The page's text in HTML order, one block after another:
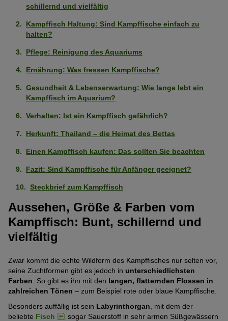
schillernd und vielfältig
Kampffisch Haltung: Sind Kampffische einfach zu
halten?
Pflege: Reinigung des Aquariums
Ernährung: Was fressen Kampffische?
Gesundheit & Lebenserwartung: Wie lange lebt ein
Kampffisch im Aquarium?
Verhalten: Ist ein Kampffisch gefährlich?
Herkunft: Thailand – die Heimat des Bettas
Einen Kampffisch kaufen: Das sollten Sie beachten
Fazit: Sind Kampffische für Anfänger geeignet?
Steckbrief zum Kampffisch
Aussehen, Größe & Farben vom
Kampffisch: Bunt, schillernd und
vielfältig
Zwar kommt die echte Wildform des Kampffisches nur selten vor,
seine Zuchtformen gibt es jedoch in unterschiedlichsten
Farben . So gibt es ihn mit den langen, flatternden Flossen in
zahlreichen Tönen – zum Beispiel rote oder blaue Kampffische.
Besonders auffällig ist sein Labyrinthorgan , mit dem der
beliebte Fisch
sogar Sauerstoff in sehr armen Süßgewässern